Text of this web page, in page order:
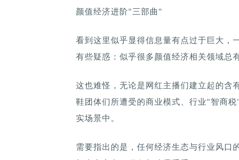
颜值经济进阶"三部曲"
看到这里似乎显得信息量有点过于巨大，
有些疑惑：似乎很多颜值经济相关领域总
这也难怪，无论是网红主播们建立起的含
鞋团体们所遭受的商业模式、行业"智商
实场景中。
需要指出的是，任何经济生态与行业风口